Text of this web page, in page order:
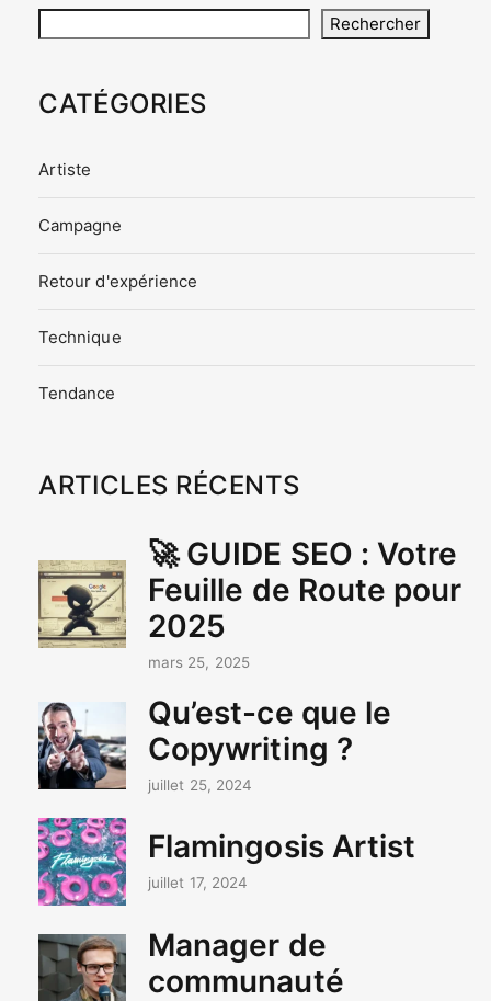
Rechercher
CATÉGORIES
Artiste
Campagne
Retour d'expérience
Technique
Tendance
ARTICLES RÉCENTS
🚀 GUIDE SEO : Votre
Feuille de Route pour
2025
mars 25, 2025
Qu’est-ce que le
Copywriting ?
juillet 25, 2024
Flamingosis Artist
juillet 17, 2024
Manager de
communauté